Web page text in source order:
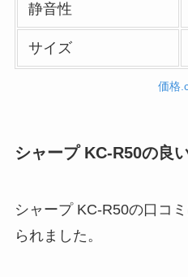
静音性
サイズ
価格
シャープ KC-R50の良
シャープ KC-R50の口コ
られました。